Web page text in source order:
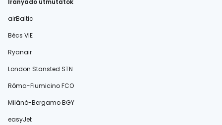
Irányadó útmutatók
airBaltic
Bécs VIE
Ryanair
London Stansted STN
Róma-Fiumicino FCO
Milánó-Bergamo BGY
easyJet